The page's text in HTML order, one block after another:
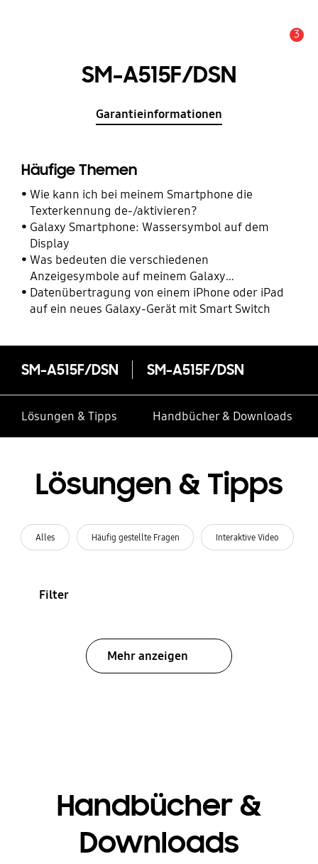
3
SM-A515F/DSN
Garantieinformationen
Häufige Themen
Wie kann ich bei meinem Smartphone die
Texterkennung de-/aktivieren?
Galaxy Smartphone: Wassersymbol auf dem
Display
Was bedeuten die verschiedenen
Anzeigesymbole auf meinem Galaxy
Smartphone?
Datenübertragung von einem iPhone oder iPad
auf ein neues Galaxy-Gerät mit Smart Switch
SM-A515F/DSN SM-A515F/DSN
Lösungen & Tipps Handbücher & Downloads
Lösungen & Tipps
Alles Häufig gestellte Fragen Interaktive Video
Filter
Mehr anzeigen
Handbücher &
Downloads